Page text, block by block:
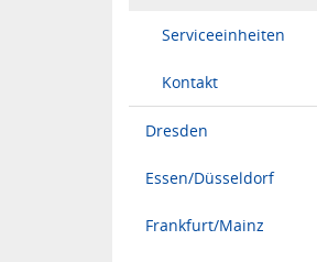
Serviceeinheiten
Kontakt
Dresden
Essen/Düsseldorf
Frankfurt/Mainz